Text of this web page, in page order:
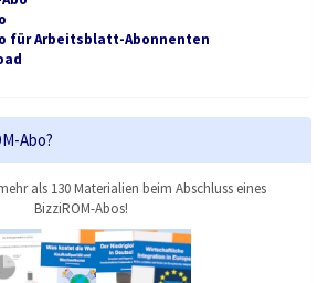
für Arbeitsblatt-Abonnenten
Abo?
als 130 Materialien beim Abschluss eines
BizziROM-Abos!